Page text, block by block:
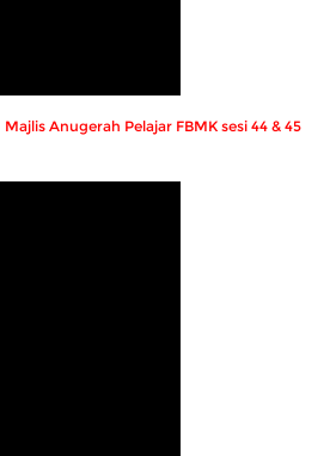
Majlis Anugerah Pelajar FBMK sesi 44 & 45